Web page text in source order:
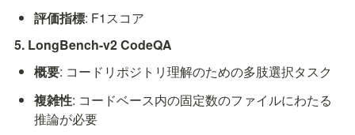
評価指標: F1スコア
5. LongBench-v2 CodeQA
概要: コードリポジトリ理解のための多肢選択タスク
複雑性: コードベース内の固定数のファイルにわたる
推論が必要